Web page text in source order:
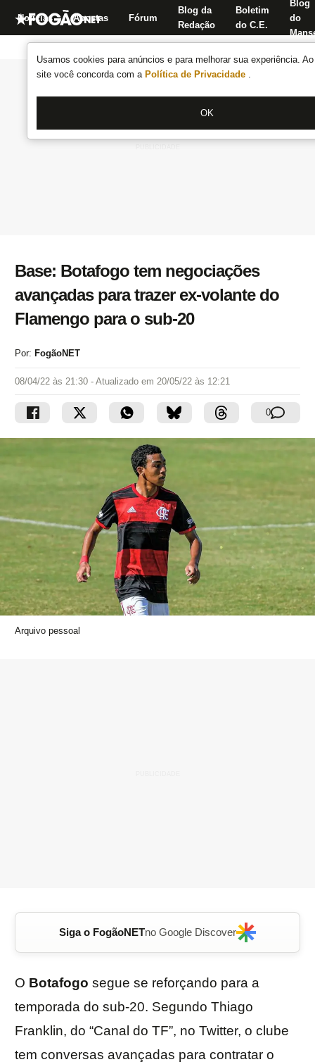
Usamos cookies para anúncios e para melhorar sua experiência.
site você concorda com a Política de Privacidade .
OK
Notícias Apostas Fórum
Blog da
Redação
Boletim
do C.E.
Blog
do
Base: Botafogo tem negociações
avançadas para trazer ex-volante do
Flamengo para o sub-20
Por: FogãoNET
08/04/22 às 21:30 - Atualizado em 20/05/22 às 12:21
0
Arquivo pessoal
Siga o FogãoNETno Google Discover
O Botafogo segue se reforçando para a
temporada do sub-20. Segundo Thiago
Franklin, do “Canal do TF”, no Twitter, o clube
tem conversas avançadas para contratar o